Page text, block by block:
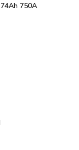
750A